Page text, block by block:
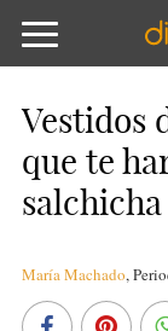
Vestidos
que te
salchicha
María Machado,